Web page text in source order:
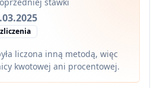
liczona inną metodą, więc
kwotowej ani procentowej.